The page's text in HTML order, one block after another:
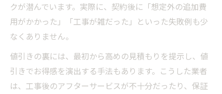
クが潜んでいます。実際に、契約後に「想定外の追加費
用がかかった」「工事が雑だった」といった失敗例も少
なくありません。
値引きの裏には、最初から高めの見積もりを提示し、値
引きでお得感を演出する手法もあります。こうした業者
は、工事後のアフターサービスが不十分だったり、保証